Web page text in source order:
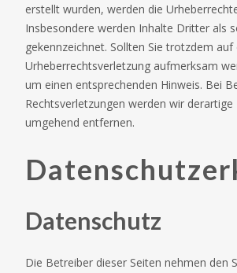
erstellt wurden, werden die
Insbesondere werden Inhalte Dritter als
gekennzeichnet. Sollten Sie trotzdem auf
Urheberrechtsverletzung aufmerksam
um einen entsprechenden Hinweis. Bei
Rechtsverletzungen werden wir derartige
umgehend entfernen.
Datenschutz
Die Betreiber dieser Seiten nehmen den